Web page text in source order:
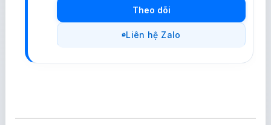
Theo dõi
Liên hệ Zalo